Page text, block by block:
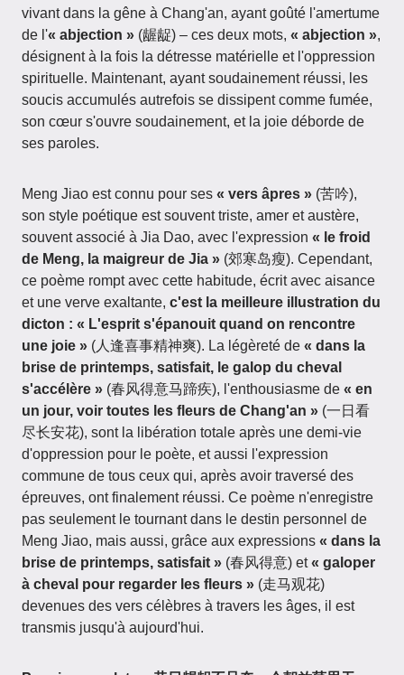
vivant dans la gêne à Chang'an, ayant goûté l'amertume
de l'« abjection » (龌龊) – ces deux mots, « abjection »,
désignent à la fois la détresse matérielle et l'oppression
spirituelle. Maintenant, ayant soudainement réussi, les
soucis accumulés autrefois se dissipent comme fumée,
son cœur s'ouvre soudainement, et la joie déborde de
ses paroles.
Meng Jiao est connu pour ses « vers âpres » (苦吟),
son style poétique est souvent triste, amer et austère,
souvent associé à Jia Dao, avec l'expression « le froid
de Meng, la maigreur de Jia » (郊寒岛瘦). Cependant,
ce poème rompt avec cette habitude, écrit avec aisance
et une verve exaltante, c'est la meilleure illustration du
dicton : « L'esprit s'épanouit quand on rencontre
une joie » (人逢喜事精神爽). La légèreté de « dans la
brise de printemps, satisfait, le galop du cheval
s'accélère » (春风得意马蹄疾), l'enthousiasme de « en
un jour, voir toutes les fleurs de Chang'an » (一日看
尽长安花), sont la libération totale après une demi-vie
d'oppression pour le poète, et aussi l'expression
commune de tous ceux qui, après avoir traversé des
épreuves, ont finalement réussi. Ce poème n'enregistre
pas seulement le tournant dans le destin personnel de
Meng Jiao, mais aussi, grâce aux expressions « dans la
brise de printemps, satisfait » (春风得意) et« galoper
à cheval pour regarder les fleurs » (走马观花)
devenues des vers célèbres à travers les âges, il est
transmis jusqu'à aujourd'hui.